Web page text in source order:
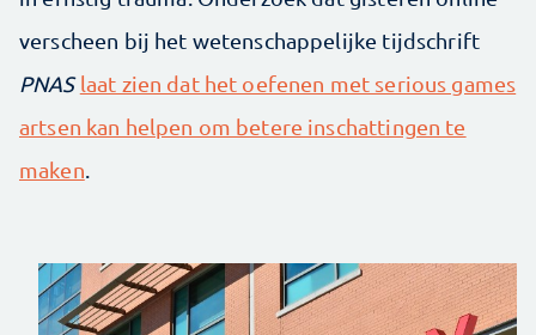
verscheen bij het wetenschappelijke tijdschrift
PNASlaat zien dat het oefenen met serious games
artsen kan helpen om betere inschattingen te
maken